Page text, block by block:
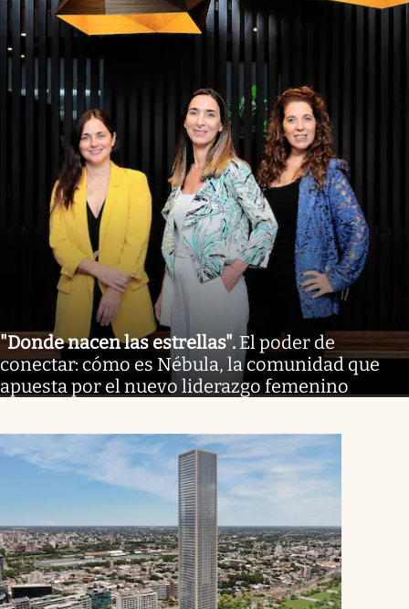
"Donde nacen las estrellas". El poder de
conectar: cómo es Nébula, la comunidad que
apuesta por el nuevo liderazgo femenino